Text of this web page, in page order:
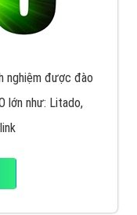
nghiệm được đào
lớn như: Litado,